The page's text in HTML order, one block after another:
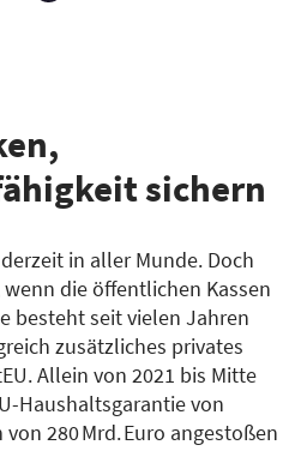
sichern
in aller Munde. Doch
die öffentlichen Kassen
besteht seit vielen Jahren
zusätzliches privates
Allein von 2021 bis Mitte
Haushaltsgarantie von
280 Mrd. Euro angestoßen